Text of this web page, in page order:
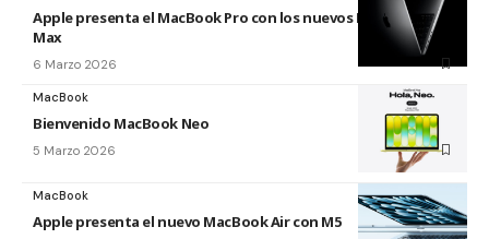
Apple presenta el MacBook Pro con los nuevos M5 Pro y M5
Max
6 Marzo 2026
MacBook
Bienvenido MacBook Neo
5 Marzo 2026
MacBook
Apple presenta el nuevo MacBook Air con M5